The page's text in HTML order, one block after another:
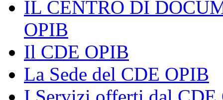
IL CENTRO DI
OPIB
Il CDE OPIB
La Sede del CDE OPIB